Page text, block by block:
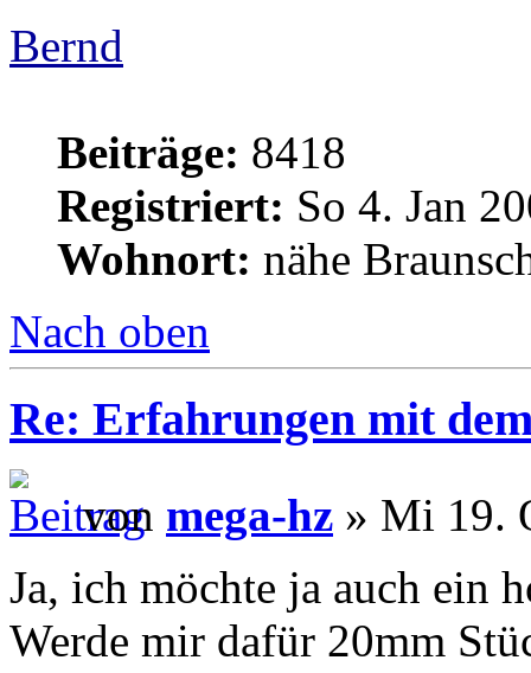
Bernd
Beiträge: 8418
Registriert: So 4. Jan
Wohnort: nähe
Nach oben
Re: Erfahrungen mit
von mega-hz » Mi 19.
Ja, ich möchte ja auch ein
Werde mir dafür 20mm